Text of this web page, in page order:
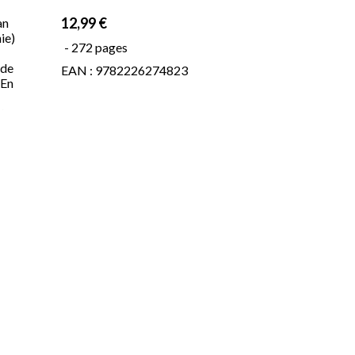
12,99 €
- 272 pages
EAN : 9782226274823